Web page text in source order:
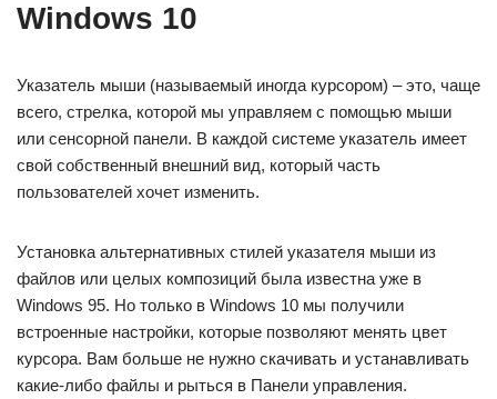
Windows 10
Указатель мыши (называемый иногда курсором) – это, чаще
всего, стрелка, которой мы управляем с помощью мыши
или сенсорной панели. В каждой системе указатель имеет
свой собственный внешний вид, который часть
пользователей хочет изменить.
Установка альтернативных стилей указателя мыши из
файлов или целых композиций была известна уже в
Windows 95. Но только в Windows 10 мы получили
встроенные настройки, которые позволяют менять цвет
курсора. Вам больше не нужно скачивать и устанавливать
какие-либо файлы и рыться в Панели управления.